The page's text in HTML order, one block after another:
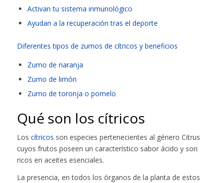
Activan tu sistema inmunológico
Ayudan a la recuperación tras el deporte
Diferentes tipos de zumos de cítricos y beneficios
Zumo de naranja
Zumo de limón
Zumo de toronja o pomelo
Qué son los cítricos
Los cítricos son especies pertenecientes al género Citrus
cuyos frutos poseen un característico sabor ácido y son
ricos en aceites esenciales.
La presencia, en todos los órganos de la planta de estos